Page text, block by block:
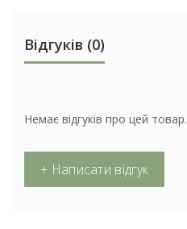
Відгуків (0)
Немає відгуків про цей товар.
+ Написати відгук